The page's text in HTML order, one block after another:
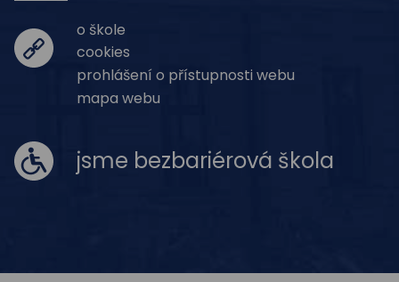
o škole
cookies
prohlášení o přístupnosti webu
mapa webu
jsme bezbariérová škola